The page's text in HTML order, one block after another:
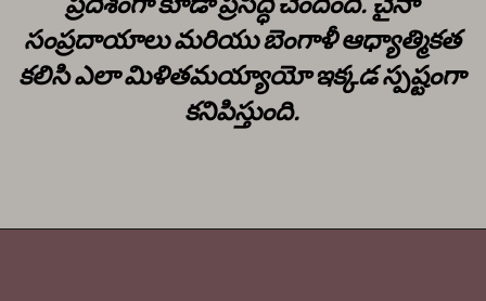
సంప్రదాయాలు మరియు బెంగాళీ ఆధ్యాత్మికత
కలిసి ఎలా మిళితమయ్యాయో ఇక్కడ స్పష్టంగా
కనిపిస్తుంది.